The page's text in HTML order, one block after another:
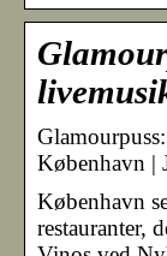
København |
København
restauranter,